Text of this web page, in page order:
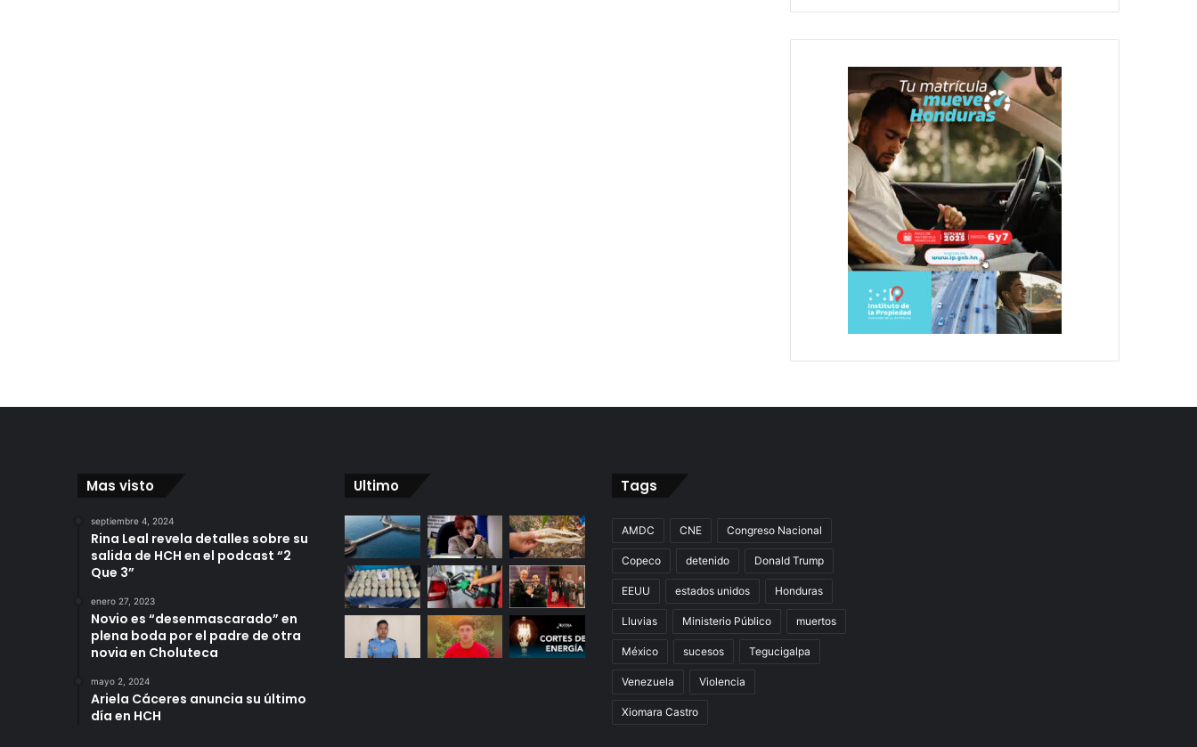
Mas visto
septiembre 4, 2024
Rina Leal revela detalles sobre su
salida de HCH en el podcast “2
Que 3”
enero 27, 2023
Novio es “desenmascarado” en
plena boda por el padre de otra
novia en Choluteca
mayo 2, 2024
Ariela Cáceres anuncia su último
día en HCH
Ultimo Tags
AMDC CNE Congreso Nacional
Copeco detenido Donald Trump
EEUU estados unidos Honduras
Lluvias Ministerio Público muertos
México sucesos Tegucigalpa
Venezuela Violencia
Xiomara Castro